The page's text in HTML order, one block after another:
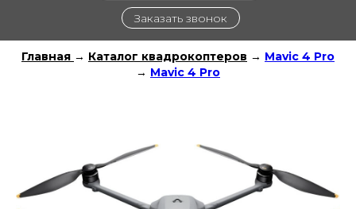
Заказать звонок
Главная → Каталог квадрокоптеров → Mavic 4 Pro
→ Mavic 4 Pro